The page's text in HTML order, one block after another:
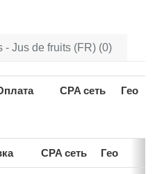
Jus de fruits (FR) (0)
CPA сеть Гео
CPA сеть Гео